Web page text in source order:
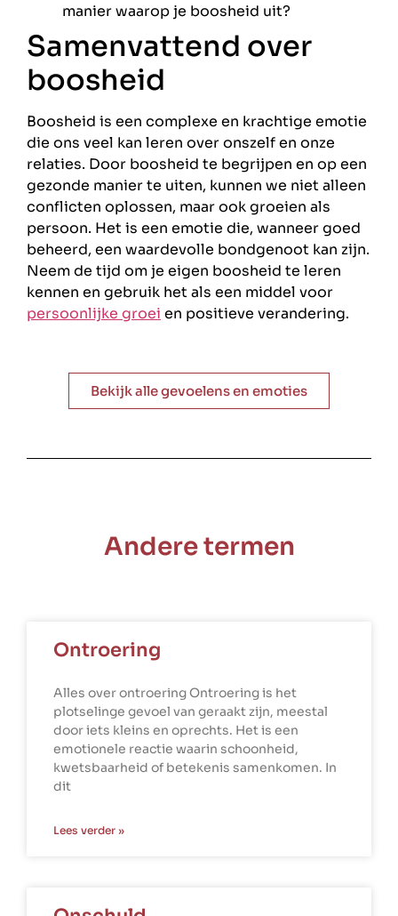
manier waarop je boosheid uit?
Samenvattend over
boosheid
Boosheid is een complexe en krachtige emotie
die ons veel kan leren over onszelf en onze
relaties. Door boosheid te begrijpen en op een
gezonde manier te uiten, kunnen we niet alleen
conflicten oplossen, maar ook groeien als
persoon. Het is een emotie die, wanneer goed
beheerd, een waardevolle bondgenoot kan zijn.
Neem de tijd om je eigen boosheid te leren
kennen en gebruik het als een middel voor
persoonlijke groei en positieve verandering.
Bekijk alle gevoelens en emoties
Andere termen
Ontroering
Alles over ontroering Ontroering is het
plotselinge gevoel van geraakt zijn, meestal
door iets kleins en oprechts. Het is een
emotionele reactie waarin schoonheid,
kwetsbaarheid of betekenis samenkomen. In
dit
Lees verder »